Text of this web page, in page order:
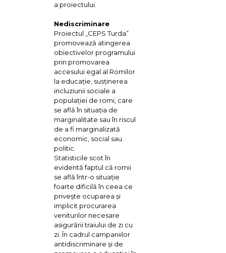
a proiectului.
Nediscriminare
Proiectul „CEPS Turda”
promovează atingerea
obiectivelor programului
prin promovarea
accesului egal al Romilor
la educaţie, susţinerea
incluziunii sociale a
populaţiei de romi, care
se află în situaţia de
marginalitate sau în riscul
de a fi marginalizată
economic, social sau
politic.
Statisticile scot în
evidentă faptul că romii
se află într-o situaţie
foarte dificilă în ceea ce
priveşte ocuparea şi
implicit procurarea
veniturilor necesare
asigurării traiului de zi cu
zi. În cadrul campaniilor
antidiscriminare şi de